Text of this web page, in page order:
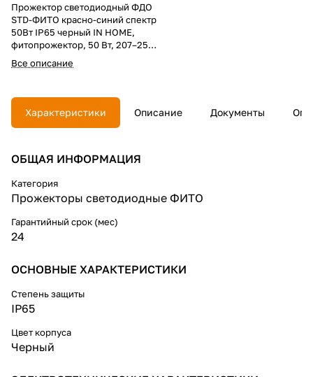
Прожектор светодиодный ФДО
STD-ФИТО красно-синий спектр
50Вт IP65 черный IN HOME,
фитопрожектор, 50 Вт, 207–253
В, IP65. Фитолампа для
досветки растений и рассады.
рост и фотосинтез. Подходит
для теплиц, улицы и
помещений, устойчив к влаге и
Все описание
Характеристики Описание Документы
ОБЩАЯ ИНФОРМАЦИЯ
Категория
Прожекторы светодиодные ФИТО
Гарантийный срок (мес)
24
ОСНОВНЫЕ ХАРАКТЕРИСТИКИ
Степень защиты
IP65
Цвет корпуса
Черный